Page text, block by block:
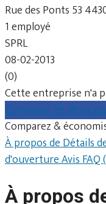
Rue des Ponts 53
1 employé
SPRL
08-02-2013
(0)
Cette entreprise n'a
Comparer les devis
Comparez &
À propos deDétails
d'ouvertureAvis
À propos